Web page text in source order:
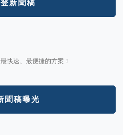
新聞稿
快速、最便捷的方案！
聞稿曝光